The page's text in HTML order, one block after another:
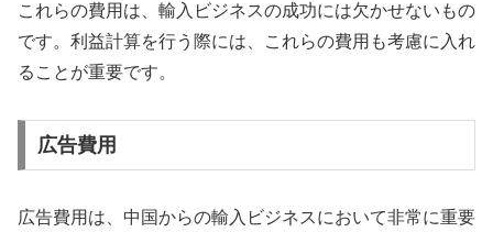
これらの費用は、輸入ビジネスの成功には欠かせないもの
です。利益計算を行う際には、これらの費用も考慮に入れ
ることが重要です。
広告費用
広告費用は、中国からの輸入ビジネスにおいて非常に重要